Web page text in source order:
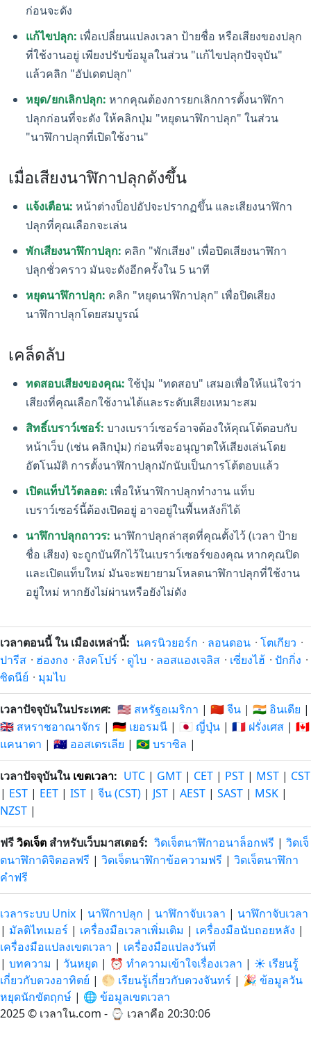
ก่อนจะดัง
แก้ไขปลุก: เพื่อเปลี่ยนแปลงเวลา ป้ายชื่อ หรือเสียงของปลุก
ที่ใช้งานอยู่ เพียงปรับข้อมูลในส่วน "แก้ไขปลุกปัจจุบัน"
แล้วคลิก "อัปเดตปลุก"
หยุด/ยกเลิกปลุก: หากคุณต้องการยกเลิกการตั้งนาฬิกา
ปลุกก่อนที่จะดัง ให้คลิกปุ่ม "หยุดนาฬิกาปลุก" ในส่วน
"นาฬิกาปลุกที่เปิดใช้งาน"
เมื่อเสียงนาฬิกาปลุกดังขึ้น
แจ้งเตือน: หน้าต่างป็อปอัปจะปรากฏขึ้น และเสียงนาฬิกา
ปลุกที่คุณเลือกจะเล่น
พักเสียงนาฬิกาปลุก: คลิก "พักเสียง" เพื่อปิดเสียงนาฬิกา
ปลุกชั่วคราว มันจะดังอีกครั้งใน 5 นาที
หยุดนาฬิกาปลุก: คลิก "หยุดนาฬิกาปลุก" เพื่อปิดเสียง
นาฬิกาปลุกโดยสมบูรณ์
เคล็ดลับ
ทดสอบเสียงของคุณ: ใช้ปุ่ม "ทดสอบ" เสมอเพื่อให้แน่ใจว่า
เสียงที่คุณเลือกใช้งานได้และระดับเสียงเหมาะสม
สิทธิ์เบราว์เซอร์: บางเบราว์เซอร์อาจต้องให้คุณโต้ตอบกับ
หน้าเว็บ (เช่น คลิกปุ่ม) ก่อนที่จะอนุญาตให้เสียงเล่นโดย
อัตโนมัติ การตั้งนาฬิกาปลุกมักนับเป็นการโต้ตอบแล้ว
เปิดแท็บไว้ตลอด: เพื่อให้นาฬิกาปลุกทำงาน แท็บ
เบราว์เซอร์นี้ต้องเปิดอยู่ อาจอยู่ในพื้นหลังก็ได้
นาฬิกาปลุกถาวร: นาฬิกาปลุกล่าสุดที่คุณตั้งไว้ (เวลา ป้าย
ชื่อ เสียง) จะถูกบันทึกไว้ในเบราว์เซอร์ของคุณ หากคุณปิด
และเปิดแท็บใหม่ มันจะพยายามโหลดนาฬิกาปลุกที่ใช้งาน
อยู่ใหม่ หากยังไม่ผ่านหรือยังไม่ดัง
เวลาตอนนี้ ใน เมืองเหล่านี้: นครนิวยอร์ก · ลอนดอน · โตเกียว ·
ปารีส · ฮ่องกง · สิงคโปร์ · ดูไบ · ลอสแองเจลิส · เซี่ยงไฮ้ · ปักกิ่ง ·
ซิดนีย์ · มุมไบ
เวลาปัจจุบันในประเทศ: 🇺🇸 สหรัฐอเมริกา | 🇨🇳 จีน | 🇮🇳 อินเดีย |
🇬🇧 สหราชอาณาจักร | 🇩🇪 เยอรมนี | 🇯🇵 ญี่ปุ่น | 🇫🇷 ฝรั่งเศส | 🇨🇦
แคนาดา | 🇦🇺 ออสเตรเลีย | 🇧🇷 บราซิล |
เวลาปัจจุบันในเขตเวลา: UTC | GMT | CET | PST | MST | CST
| EST | EET | IST | จีน (CST) | JST | AEST | SAST | MSK |
NZST |
ฟรีวิดเจ็ต สำหรับเว็บมาสเตอร์: วิดเจ็ตนาฬิกาอนาล็อกฟรี | วิดเจ็
ตนาฬิกาดิจิตอลฟรี | วิดเจ็ตนาฬิกาข้อความฟรี | วิดเจ็ตนาฬิกา
คำฟรี
เวลาระบบ Unix | นาฬิกาปลุก | นาฬิกาจับเวลา | นาฬิกาจับเวลา
| มัลติไทเมอร์ | เครื่องมือเวลาเพิ่มเติม | เครื่องมือนับถอยหลัง |
เครื่องมือแปลงเขตเวลา | เครื่องมือแปลงวันที่
| บทความ | วันหยุด | ⏰ ทำความเข้าใจเรื่องเวลา | ☀️ เรียนรู้
เกี่ยวกับดวงอาทิตย์ | 🌕 เรียนรู้เกี่ยวกับดวงจันทร์ | 🎉 ข้อมูลวัน
หยุดนักขัตฤกษ์ | 🌐 ข้อมูลเขตเวลา
2025 © เวลาใน.com - ⌚ เวลาคือ 20:30:06